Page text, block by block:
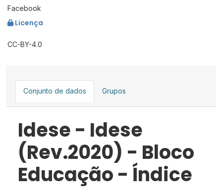
Facebook
Licença
CC-BY-4.0
Conjunto de dados Grupos
Idese - Idese
(Rev.2020) - Bloco
Educação - Índice